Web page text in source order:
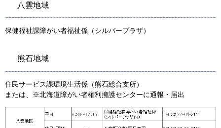
八雲地域
保健福祉課障がい者福祉係（シルバープラザ）
熊石地域
住民サービス課環境生活係（熊石総合支所）
または、※北海道障がい者権利擁護センターに通報・届出